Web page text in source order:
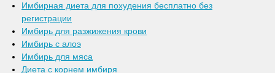
Имбирная диета для похудения бесплатно без
регистрации
Имбирь для разжижения крови
Имбирь с алоэ
Имбирь для мяса
Диета с корнем имбиря